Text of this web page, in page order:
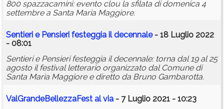
800 spazzacamini: evento clou la sfilata di domenica 4
settembre a Santa Maria Maggiore.
Sentieri e Pensieri festeggia il decennale- 18 Luglio 2022
- 08:01
Sentieri e Pensieri festeggia il decennale: torna dal 19 al 25
agosto il festival letterario organizzato dal Comune di
Santa Maria Maggiore e diretto da Bruno Gambarotta.
ValGrandeBellezzaFest al via - 7 Luglio 2021 - 10:23